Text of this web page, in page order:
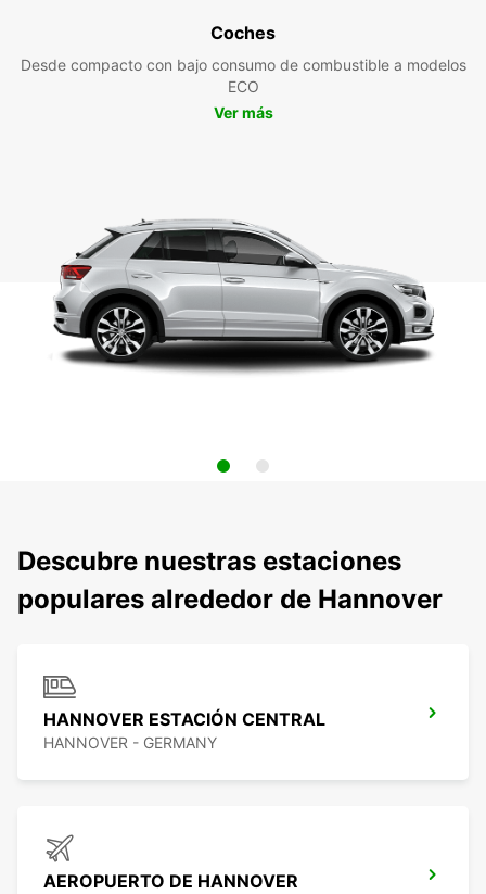
Coches
Desde compacto con bajo consumo de combustible a modelos
ECO
Ver más
Descubre nuestras estaciones
populares alrededor de Hannover
HANNOVER ESTACIÓN CENTRAL
HANNOVER - GERMANY
AEROPUERTO DE HANNOVER